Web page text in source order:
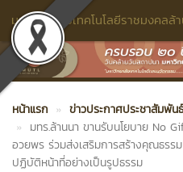
มหาวิทยาลัยเทคโนโลยีราชมงคลล้
หน้าแรก
ข่าวประกาศประชาสัมพันธ์
มทร.ล้านนา ขานรับนโยบาย No
อวยพร ร่วมส่งเสริมการสร้างคุณธรรม
ปฏิบัติหน้าที่อย่างเป็นรูปธรรม